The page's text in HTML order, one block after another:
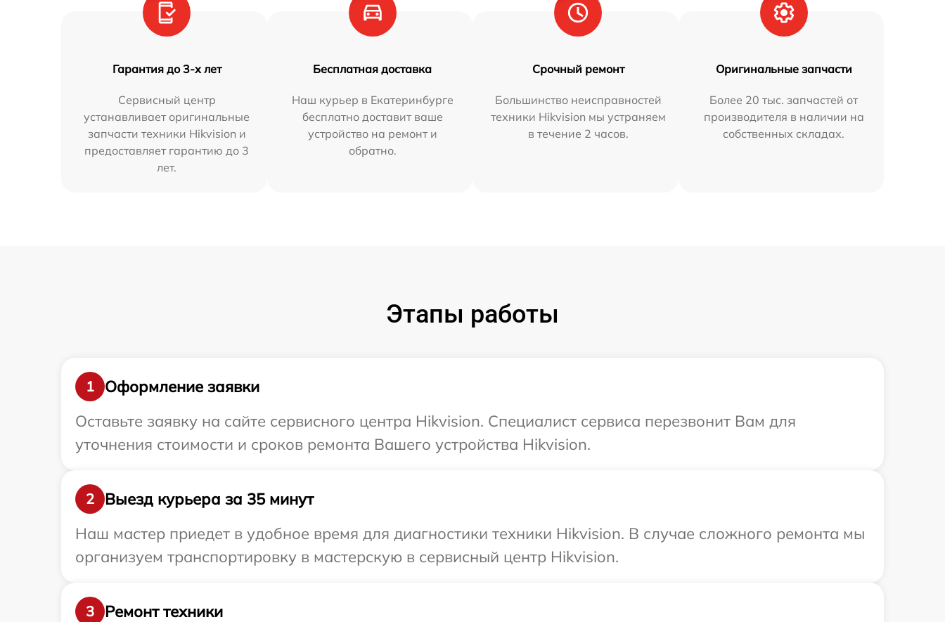
Гарантия до 3-х лет
Сервисный центр
устанавливает оригинальные
запчасти техники Hikvision и
предоставляет гарантию до 3
лет.
Бесплатная доставка
Наш курьер в Екатеринбурге
бесплатно доставит ваше
устройство на ремонт и
обратно.
Срочный ремонт
Большинство неисправностей
техники Hikvision мы устраняем
в течение 2 часов.
Оригинальные запчасти
Более 20 тыс. запчастей от
производителя в наличии на
собственных складах.
Этапы работы
1
Оформление заявки
Оставьте заявку на сайте сервисного центра Hikvision. Специалист сервиса перезвонит Вам для
уточнения стоимости и сроков ремонта Вашего устройства Hikvision.
2
Выезд курьера за 35 минут
Наш мастер приедет в удобное время для диагностики техники Hikvision. В случае сложного ремонта мы
организуем транспортировку в мастерскую в сервисный центр Hikvision.
3
Ремонт техники